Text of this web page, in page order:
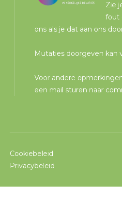
Zie
fout
ons als je dat aan ons
Mutaties doorgeven kan
Voor andere
een mail sturen naar
Cookiebeleid
Privacybeleid